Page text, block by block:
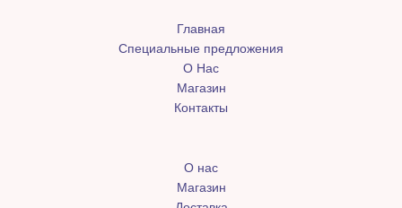
Главная
Специальные предложения
О Нас
Магазин
Контакты
О нас
Магазин